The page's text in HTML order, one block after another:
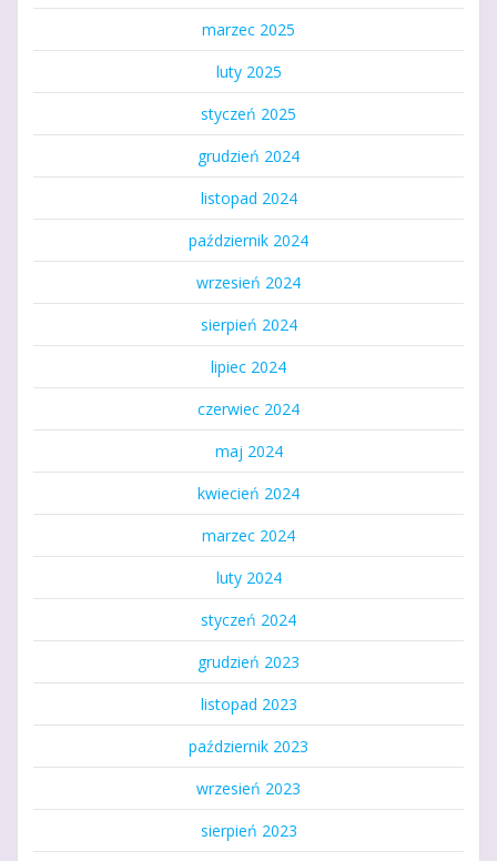
marzec 2025
luty 2025
styczeń 2025
grudzień 2024
listopad 2024
październik 2024
wrzesień 2024
sierpień 2024
lipiec 2024
czerwiec 2024
maj 2024
kwiecień 2024
marzec 2024
luty 2024
styczeń 2024
grudzień 2023
listopad 2023
październik 2023
wrzesień 2023
sierpień 2023